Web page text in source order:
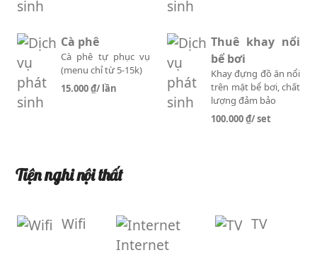
Cà phê
Cà phê tự phục vụ
(menu chỉ từ 5-15k)
15.000 ₫/ lần
Thuê khay nổi
bể bơi
Khay đựng đồ ăn nổi
trên mặt bể bơi, chất
lượng đảm bảo
100.000 ₫/ set
Tiện nghi nội thất
Wifi
Internet
TV